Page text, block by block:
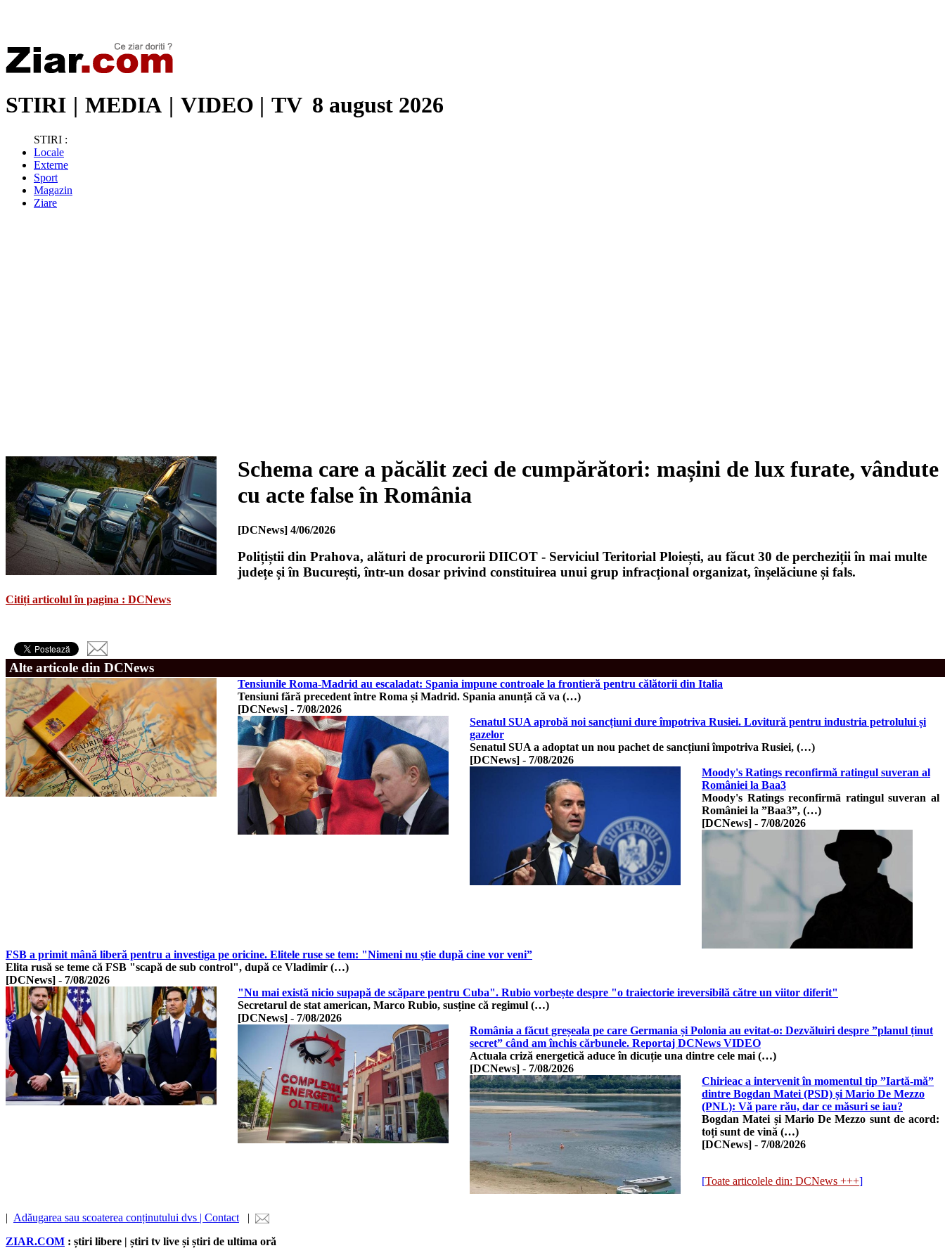
STIRI | MEDIA | VIDEO | TV 8 august 2026
STIRI :
Locale
Externe
Sport
Magazin
Ziare
Schema care a păcălit zeci de cumpărători: mașini de lux furate, vândute
cu acte false în România
[DCNews] 4/06/2026
Polițiștii din Prahova, alături de procurorii DIICOT - Serviciul Teritorial Ploiești, au făcut 30 de percheziții în mai multe
județe și în București, într-un dosar privind constituirea unui grup infracțional organizat, înșelăciune și fals.
Citiți articolul în pagina : DCNews
Alte articole din DCNews
Tensiunile Roma-Madrid au escaladat: Spania impune controale la frontieră pentru călătorii din Italia
Tensiuni fără precedent între Roma și Madrid. Spania anunță că va (…)
[DCNews] - 7/08/2026
Senatul SUA aprobă noi sancțiuni dure împotriva Rusiei. Lovitură pentru industria petrolului și
gazelor
Senatul SUA a adoptat un nou pachet de sancțiuni împotriva Rusiei, (…)
[DCNews] - 7/08/2026
Moody's Ratings reconfirmă ratingul suveran al
României la Baa3
Moody's Ratings reconfirmã ratingul suveran al
României la ”Baa3”, (…)
[DCNews] - 7/08/2026
FSB a primit mână liberă pentru a investiga pe oricine. Elitele ruse se tem: "Nimeni nu știe după cine vor veni”
Elita rusă se teme că FSB "scapă de sub control", după ce Vladimir (…)
[DCNews] - 7/08/2026
"Nu mai există nicio supapă de scăpare pentru Cuba". Rubio vorbește despre "o traiectorie ireversibilă către un viitor diferit"
Secretarul de stat american, Marco Rubio, susține că regimul (…)
[DCNews] - 7/08/2026
România a făcut greșeala pe care Germania și Polonia au evitat-o: Dezvăluiri despre ”planul ținut
secret” când am închis cărbunele. Reportaj DCNews VIDEO
Actuala criză energetică aduce în dicuție una dintre cele mai (…)
[DCNews] - 7/08/2026
Chirieac a intervenit în momentul tip ”Iartă-mă”
dintre Bogdan Matei (PSD) și Mario De Mezzo
(PNL): Vă pare rău, dar ce măsuri se iau?
Bogdan Matei și Mario De Mezzo sunt de acord:
toți sunt de vină (…)
[DCNews] - 7/08/2026
[Toate articolele din: DCNews +++]
| Adăugarea sau scoaterea conținutului dvs | Contact |
ZIAR.COM : știri libere | știri tv live și știri de ultima oră